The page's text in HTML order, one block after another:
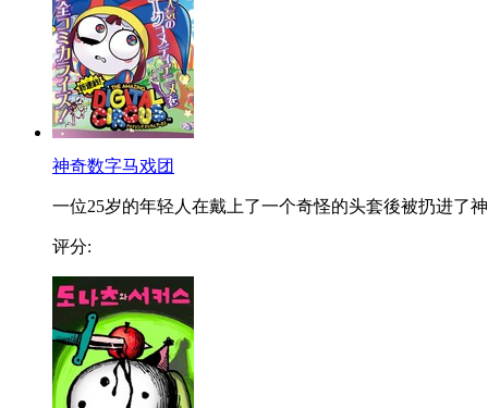
神奇数字马戏团
一位25岁的年轻人在戴上了一个奇怪的头套後被扔进了
评分: